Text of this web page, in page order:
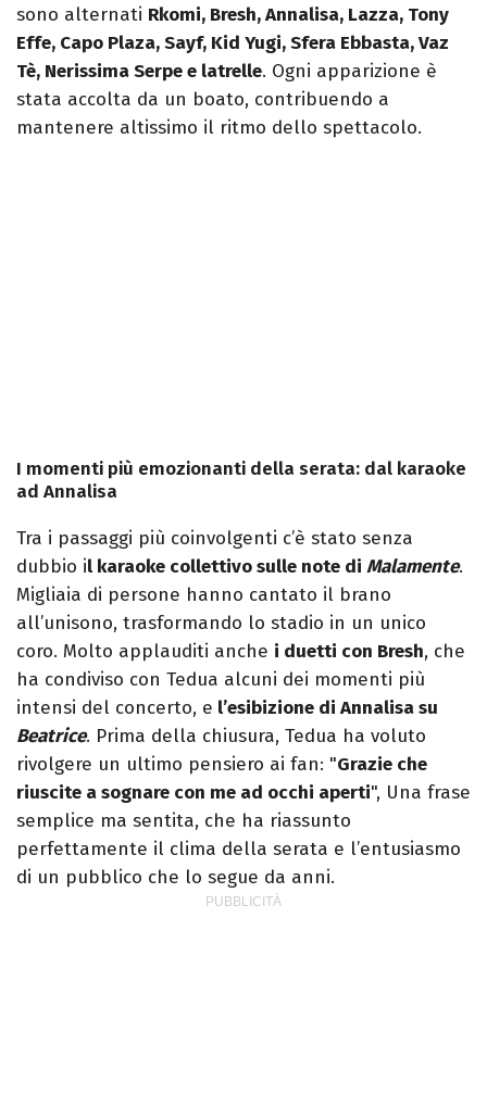
sono alternati Rkomi, Bresh, Annalisa, Lazza, Tony
Effe, Capo Plaza, Sayf, Kid Yugi, Sfera Ebbasta, Vaz
Tè, Nerissima Serpe e latrelle. Ogni apparizione è
stata accolta da un boato, contribuendo a
mantenere altissimo il ritmo dello spettacolo.
I momenti più emozionanti della serata: dal karaoke
ad Annalisa
Tra i passaggi più coinvolgenti c’è stato senza
dubbio il karaoke collettivo sulle note di Malamente.
Migliaia di persone hanno cantato il brano
all’unisono, trasformando lo stadio in un unico
coro. Molto applauditi anche i duetti con Bresh, che
ha condiviso con Tedua alcuni dei momenti più
intensi del concerto, e l’esibizione di Annalisa su
Beatrice. Prima della chiusura, Tedua ha voluto
rivolgere un ultimo pensiero ai fan: "Grazie che
riuscite a sognare con me ad occhi aperti", Una frase
semplice ma sentita, che ha riassunto
perfettamente il clima della serata e l’entusiasmo
di un pubblico che lo segue da anni.